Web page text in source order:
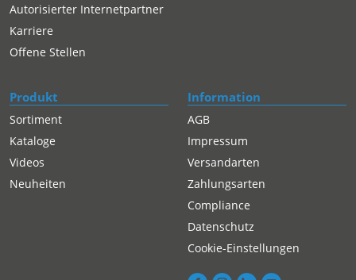
Autorisierter Internetpartner
Karriere
Offene Stellen
Produkt
Sortiment
Kataloge
Videos
Neuheiten
Information
AGB
Impressum
Versandarten
Zahlungsarten
Compliance
Datenschutz
Cookie-Einstellungen